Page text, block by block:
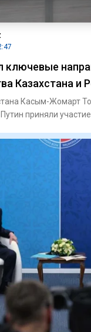
ключевые
Казахстана и
Касым-Жомарт
приняли